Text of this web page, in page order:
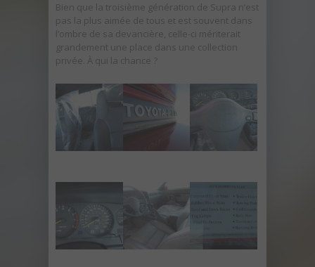
Bien que la troisième génération de Supra n’est
pas la plus aimée de tous et est souvent dans
l’ombre de sa devancière, celle-ci mériterait
grandement une place dans une collection
privée. À qui la chance ?